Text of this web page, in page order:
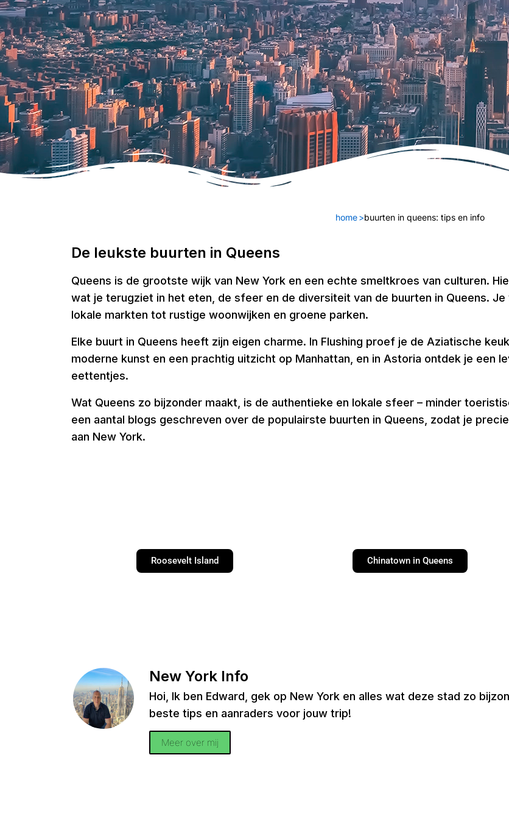
home >buurten in queens: tips en info
De leukste buurten in Queens
Queens is de grootste wijk van New York en een echte smeltkroes van culturen.
wat je terugziet in het eten, de sfeer en de diversiteit van de buurten in Queens.
lokale markten tot rustige woonwijken en groene parken.
Elke buurt in Queens heeft zijn eigen charme. In Flushing proef je de Aziatische
moderne kunst en een prachtig uitzicht op Manhattan, en in Astoria ontdek je een
eettentjes.
Wat Queens zo bijzonder maakt, is de authentieke en lokale sfeer – minder
een aantal blogs geschreven over de populairste buurten in Queens, zodat je
aan New York.
Roosevelt Island Chinatown in Queens
New York Info
Hoi, Ik ben Edward, gek op New York en alles wat deze stad zo
beste tips en aanraders voor jouw trip!
Meer over mij